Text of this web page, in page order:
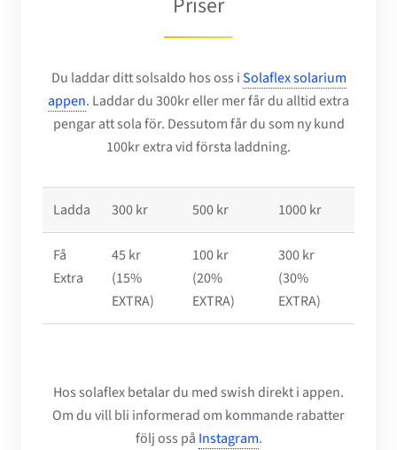
Du laddar ditt solsaldo hos oss iSolaflex solarium
appen. Laddar du 300kr eller mer får du alltidextra
pengar att sola för. Dessutom får du som ny kund
100kr extra vid första laddning.
Ladda 300 kr 500 kr 1000 kr
Få
Extra
45 kr
(15%
EXTRA)
100 kr
(20%
EXTRA)
300 kr
(30%
EXTRA)
Hos solaflex betalar du med swish direkt i appen.
Om du vill bli informerad om kommande rabatter
följ oss på Instagram.